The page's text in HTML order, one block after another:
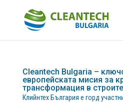
Cleantech Bulgaria –
европейската мисия за
трансформация в
Клийнтех България е горд